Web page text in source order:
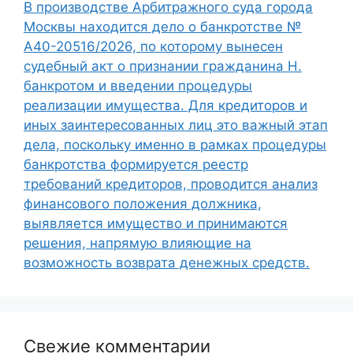
В производстве Арбитражного суда города
Москвы находится дело о банкротстве №
А40-20516/2026, по которому вынесен
судебный акт о признании гражданина Н.
банкротом и введении процедуры
реализации имущества. Для кредиторов и
иных заинтересованных лиц это важный этап
дела, поскольку именно в рамках процедуры
банкротства формируется реестр
требований кредиторов, проводится анализ
финансового положения должника,
выявляется имущество и принимаются
решения, напрямую влияющие на
возможность возврата денежных средств.
Свежие комментарии